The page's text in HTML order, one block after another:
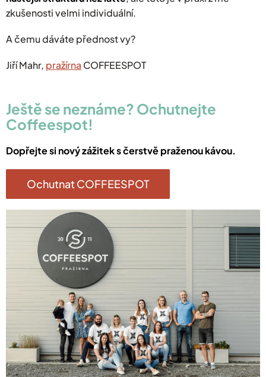
zkušenosti velmi individuální.
A čemu dáváte přednost vy?
Jiří Mahr, pražírna COFFEESPOT
Ještě se neznáme? Ochutnejte
Coffeespot!
Dopřejte si nový zážitek s čerstvě praženou kávou.
Ochutnat COFFEESPOT